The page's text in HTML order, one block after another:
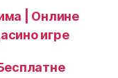
| Онлине
игре